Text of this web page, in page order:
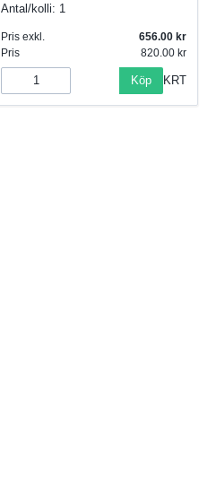
Antal/kolli: 1
Pris exkl.
656.00
Pris
820.00
Köp KRT